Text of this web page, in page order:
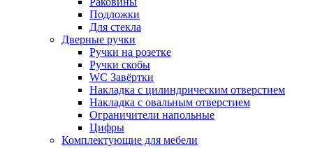
Подложки
Для стекла
Дверные ручки
Ручки на розетке
Ручки скобы
WC Завёртки
Накладка с цилиндрическим отверстием
Накладка с овальным отверстием
Ограничители напольные
Цифры
Комплектующие для мебели